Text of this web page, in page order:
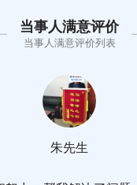
当事人满意评价
当事人满意评价列表
朱先生